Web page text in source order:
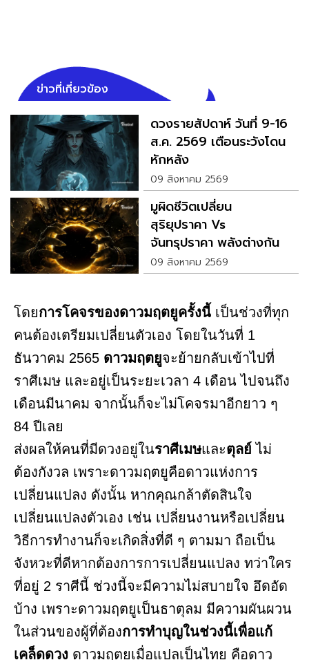
ข่าวที่เกี่ยวข้อง
ดวงรายสัปดาห์ วันที่ 9-16
ส.ค. 2569 เตือนระวังโดน
หักหลัง
09 สิงหาคม 2569
มูผิดชีวิตเปลี่ยน
สุริยุปราคา Vs
จันทรุปราคา พลังต่างกัน
คนละขั้ว
09 สิงหาคม 2569
โดยการโคจรของดาวมฤตยูครั้งนี้ เป็นช่วงที่ทุก
คนต้องเตรียมเปลี่ยนตัวเอง โดยในวันที่ 1
ธันวาคม 2565 ดาวมฤตยูจะย้ายกลับเข้าไปที่
ราศีเมษ และอยู่เป็นระยะเวลา 4 เดือน ไปจนถึง
เดือนมีนาคม จากนั้นก็จะไม่โคจรมาอีกยาว ๆ
84 ปีเลย
ส่งผลให้คนที่มีดวงอยู่ในราศีเมษและตุลย์ไม่
ต้องกังวล เพราะดาวมฤตยูคือดาวแห่งการ
เปลี่ยนแปลง ดังนั้น หากคุณกล้าตัดสินใจ
เปลี่ยนแปลงตัวเอง เช่น เปลี่ยนงานหรือเปลี่ยน
วิธีการทำงานก็จะเกิดสิ่งที่ดี ๆ ตามมา ถือเป็น
จังหวะที่ดีหากต้องการการเปลี่ยนแปลง ทว่าใคร
ที่อยู่ 2 ราศีนี้ ช่วงนี้จะมีความไม่สบายใจ อึดอัด
บ้าง เพราะดาวมฤตยูเป็นธาตุลม มีความผันผวน
ในส่วนของผู้ที่ต้องการทำบุญในช่วงนี้เพื่อแก้
เคล็ดดวง ดาวมฤตยูเมื่อแปลเป็นไทย คือดาว